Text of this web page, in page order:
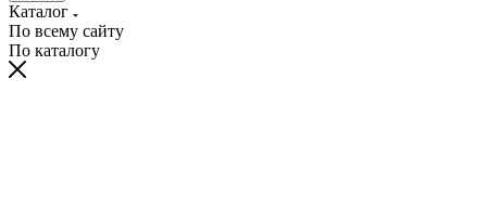
Каталог
По всему сайту
По каталогу